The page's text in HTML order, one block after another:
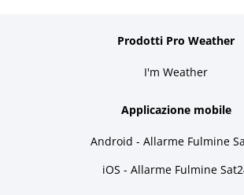
Prodotti Pro Weather
I'm Weather
Applicazione mobile
Android - Allarme Fulmine
iOS - Allarme Fulmine